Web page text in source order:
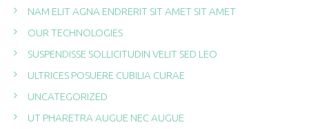
NAM ELIT AGNA ENDRERIT SIT AMET SIT AMET
OUR TECHNOLOGIES
SUSPENDISSE SOLLICITUDIN VELIT SED LEO
ULTRICES POSUERE CUBILIA CURAE
UNCATEGORIZED
UT PHARETRA AUGUE NEC AUGUE